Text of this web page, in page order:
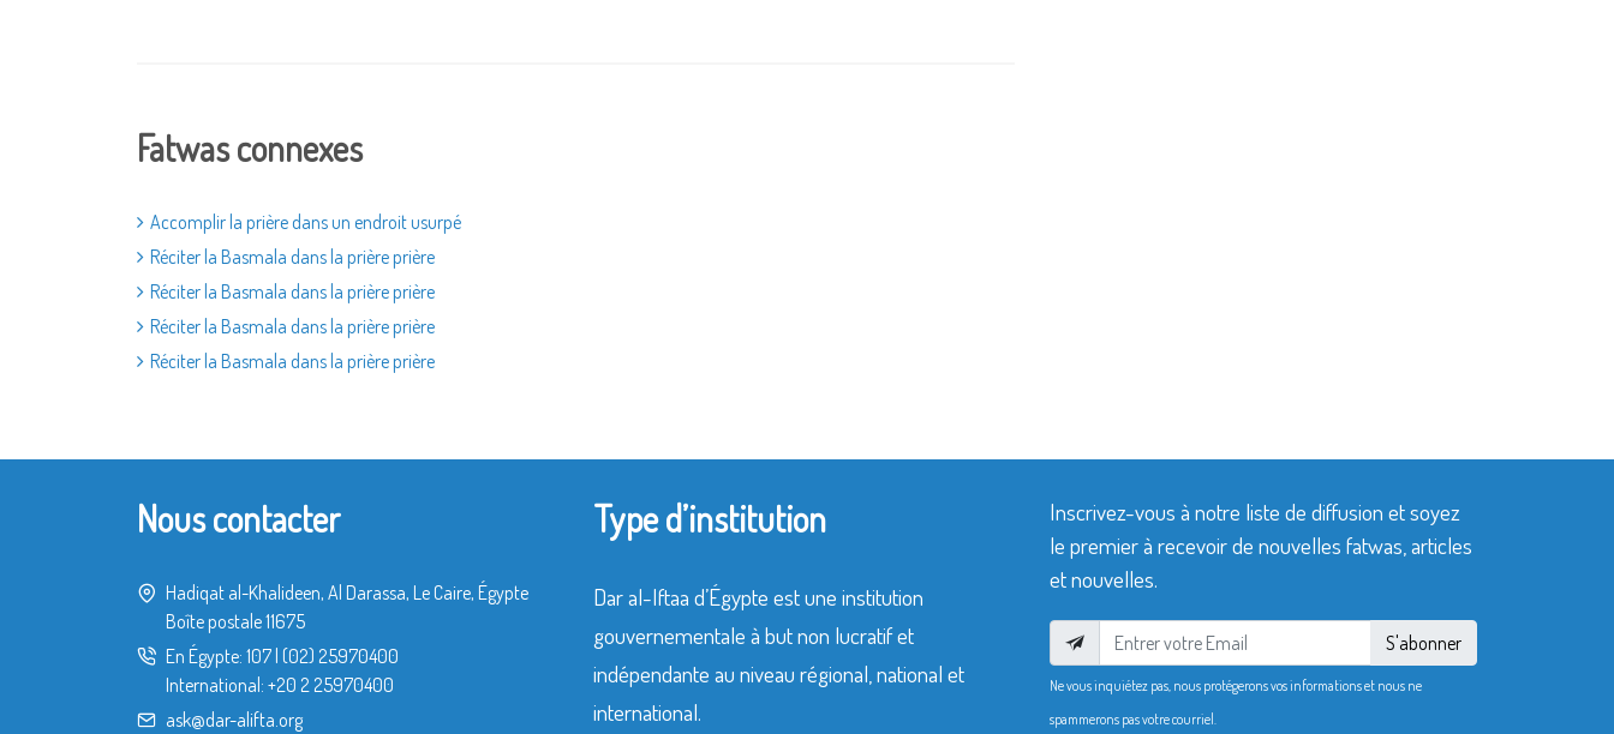
Fatwas connexes
Accomplir la prière dans un endroit usurpé
Réciter la Basmala dans la prière prière
Réciter la Basmala dans la prière prière
Réciter la Basmala dans la prière prière
Réciter la Basmala dans la prière prière
Nous contacter
Hadiqat al-Khalideen, Al Darassa, Le Caire, Égypte
Boîte postale 11675
En Égypte: 107 (02) 25970400
International: +20 2 25970400
ask@dar-alifta.org
Type d’institution
Dar al-Iftaa d’Égypte est une institution
gouvernementale à but non lucratif et
indépendante au niveau régional, national et
international.
Inscrivez-vous à notre liste de diffusion et soyez
le premier à recevoir de nouvelles fatwas, articles
et nouvelles.
S'abonner
Ne vous inquiétez pas, nous protégerons vos informations et nous ne
spammerons pas votre courriel.